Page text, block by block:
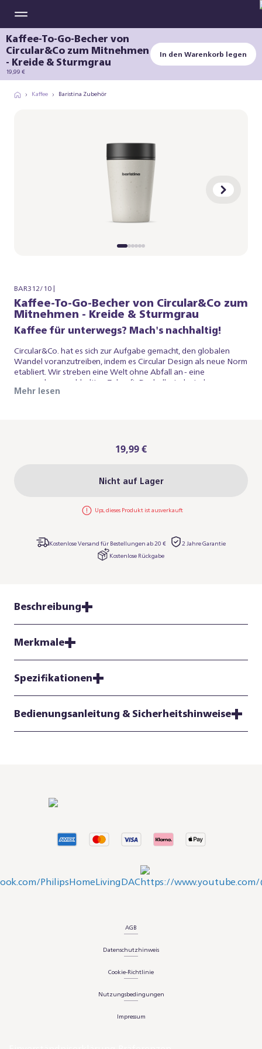
Kaffee-To-Go-Becher von
Circular&Co zum Mitnehmen
- Kreide & Sturmgrau
19,99 €
In den Warenkorb legen
Kaffee Baristina Zubehör
BAR312/10 |
Kaffee-To-Go-Becher von Circular&Co zum
Mitnehmen - Kreide & Sturmgrau
Kaffee für unterwegs? Mach's nachhaltig!
Circular&Co. hat es sich zur Aufgabe gemacht, den globalen
Wandel voranzutreiben, indem es Circular Design als neue Norm
etabliert. Wir streben eine Welt ohne Abfall an - eine
grenzenlose, nachhaltige Zukunft. Deshalb sind wir der
Meinung, dass Circular&Co. der richtige Partner für uns ist.
Außerdem passt er perfekt unter deine Baristina
Espressomaschine. Sei Teil von uns auf dem Weg zu mehr
Go-Becher ist nicht isoliert und für unterwegs konzipiert. Er hält
die Temperatur deines Getränks nicht über einen längeren
Mehr lesen
19,99 €
Nicht auf Lager
Ups, dieses Produkt ist ausverkauft
Kostenlose Versand für Bestellungen ab 20 €
2 Jahre Garantie
Kostenlose Rückgabe
Beschreibung
Merkmale
Spezifikationen
Bedienungsanleitung & Sicherheitshinweise
AGB
Datenschutzhinweis
Cookie-Richtlinie
Nutzungsbedingungen
Impressum